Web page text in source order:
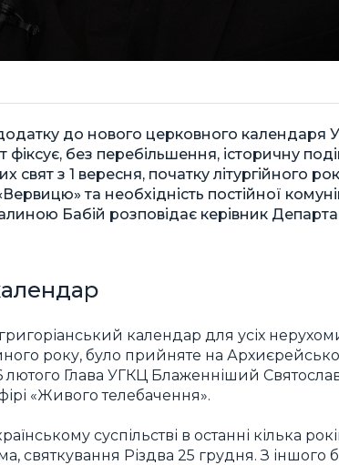
до нового церковного календаря
без перебільшення, історичну
свят з 1 вересня, початку літургійного
та необхідність постійної
Бабій розповідає керівник
календар для усіх
року, було прийняте на
лютого Глава УГКЦ Блаженніший
«Живого телебачення».
суспільстві в останні кілька
святкування Різдва 25 грудня. З іншого